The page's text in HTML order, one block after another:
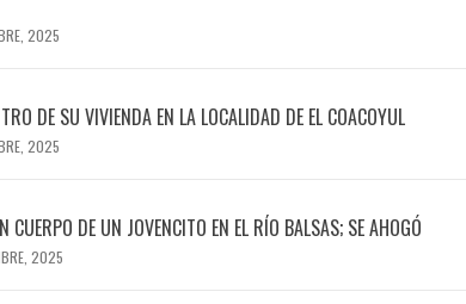
2025
DE SU VIVIENDA EN LA LOCALIDAD DE EL COACOYUL
2025
DE UN JOVENCITO EN EL RÍO BALSAS; SE AHOGÓ
2025